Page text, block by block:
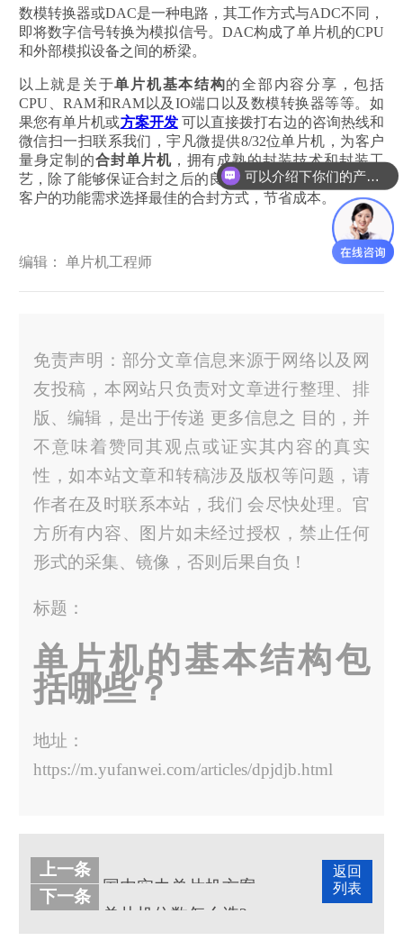
数模转换器或DAC是一种电路，其工作方式与ADC不同，
即将数字信号转换为模拟信号。DAC构成了单片机的CPU
和外部模拟设备之间的桥梁。
以上就是关于单片机基本结构的全部内容分享，包括
CPU、RAM和RAM以及IO端口以及数模转换器等等。如
果您有单片机或方案开发 可以直接拨打右边的咨询热线和
微信扫一扫联系我们，宇凡微提供8/32位单片机，为客户
量身定制的合封单片机，拥有成熟的封装技术和封装工
艺，除了能够保证合封之后的良率以及安全性，还能根据
客户的功能需求选择最佳的合封方式，节省成本。
编辑： 单片机工程师
免责声明：部分文章信息来源于网络以及网
友投稿，本网站只负责对文章进行整理、排
版、编辑，是出于传递 更多信息之 目的，并
不意味着赞同其观点或证实其内容的真实
性，如本站文章和转稿涉及版权等问题，请
作者在及时联系本站，我们 会尽快处理。官
方所有内容、图片如未经过授权，禁止任何
形式的采集、镜像，否则后果自负！
标题：
单片机的基本结构包
括哪些？
地址：
https://m.yufanwei.com/articles/dpjdjb.html
返回
列表
上一条
下一条
单片机位数怎么选?
可以介绍下你们的产品么？